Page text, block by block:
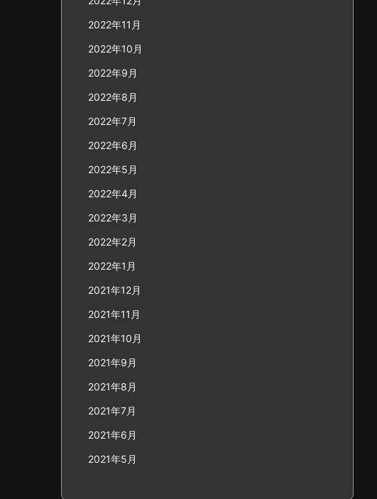
2022年11月
2022年10月
2022年9月
2022年8月
2022年7月
2022年6月
2022年5月
2022年4月
2022年3月
2022年2月
2022年1月
2021年12月
2021年11月
2021年10月
2021年9月
2021年8月
2021年7月
2021年6月
2021年5月